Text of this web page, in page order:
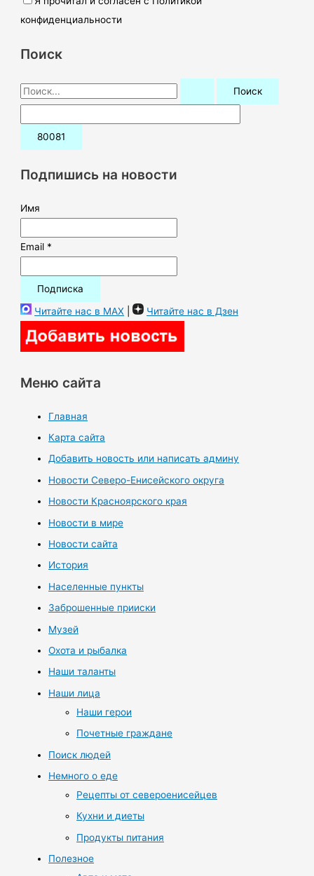
конфиденциальности
Поиск
П
о
и
:Подпишись на новости
Имя
Email *
Читайте нас в MAX | Читайте нас в Дзен
Меню сайта
Главная
Карта сайта
Добавить новость или написать админу
Новости Северо-Енисейского округа
Новости Красноярского края
Новости в мире
Новости сайта
История
Населенные пункты
Заброшенные прииски
Музей
Охота и рыбалка
Наши таланты
Наши лица
Наши герои
Почетные граждане
Поиск людей
Немного о еде
Рецепты от североенисейцев
Кухни и диеты
Продукты питания
Полезное